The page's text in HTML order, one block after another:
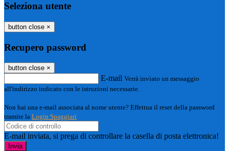
Seleziona utente
button close ×
Recupero password
button close ×
E-mail Verrà inviato un messaggio
all'indirizzo indicato con le istruzioni necessarie.
Non hai una e-mail associata al nome utente? Effettua il reset della password
tramite la Login Spaggiari
E-mail inviata, si prega di controllare la casella di posta elettronica!